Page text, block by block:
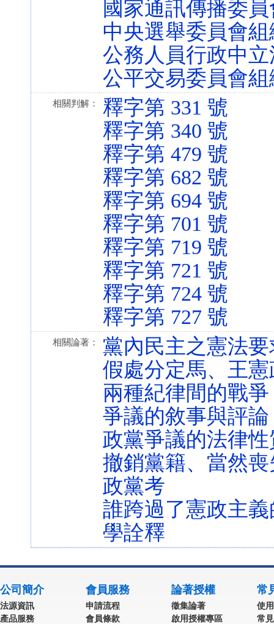
國家通訊傳播委
中央選舉委員會組
公務人員行政中立
公平交易委員會組
相關判解：
釋字第 331 號
釋字第 340 號
釋字第 479 號
釋字第 682 號
釋字第 694 號
釋字第 701 號
釋字第 719 號
釋字第 721 號
釋字第 724 號
釋字第 727 號
相關論著：
黨內民主之憲法要
假處分定馬、王
兩種紀律間的戰
爭議的敘事與評論
政黨爭議的法律
撤銷黨籍、當然
政黨考
誰跨過了憲政主
學詮釋
公司簡介
法源資訊
產品服務
會員服務
申請流程
會員條款
論著授權
徵集論著
啟用授權專區
常
使
常